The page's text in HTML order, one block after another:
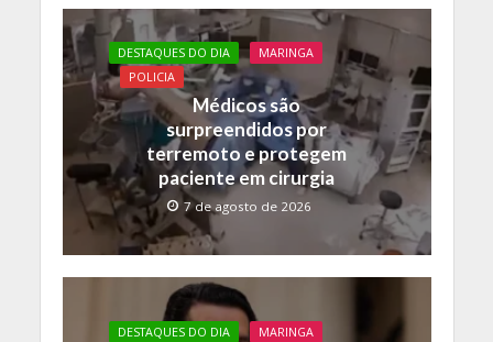
b
o
o
k
er s
A
p
p
y
Li
n
k
DESTAQUES DO DIA
MARINGA
POLICIA
Médicos são
surpreendidos por
terremoto e protegem
paciente em cirurgia
7 de agosto de 2026
DESTAQUES DO DIA
MARINGA